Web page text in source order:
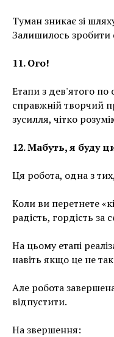
Туман зникає зі
Залишилось зробити
11. Ого!
Етапи з дев'ятого по
справжній творчий
зусилля, чітко
12. Мабуть, я буду
Ця робота, одна з
Коли ви перетнете
радість, гордість за
На цьому етапі
навіть якщо це не
Але робота
відпустити.
На звершення: